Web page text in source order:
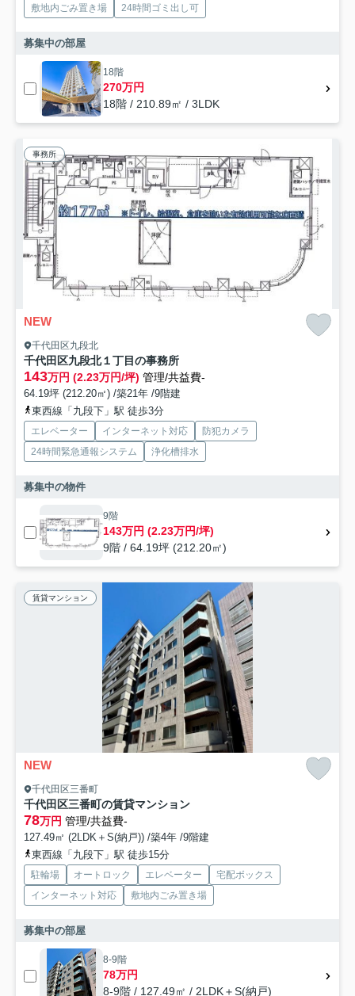
敷地内ごみ置き場
24時間ゴミ出し可
募集中の部屋
18階
270万円
18階 / 210.89㎡ / 3LDK
事務所
NEW
千代田区九段北
千代田区九段北１丁目の事務所
143万円 (2.23万円/坪) 管理/共益費-
64.19坪 (212.20㎡) /築21年 /9階建
東西線「九段下」駅 徒歩3分
エレベーター インターネット対応
防犯カメラ
24時間緊急通報システム
浄化槽排水
募集中の物件
9階
143万円 (2.23万円/坪)
9階 / 64.19坪 (212.20㎡)
賃貸マンション
NEW
千代田区三番町
千代田区三番町の賃貸マンション
78万円 管理/共益費-
127.49㎡ (2LDK＋S(納戸)) /築4年 /9階建
東西線「九段下」駅 徒歩15分
駐輪場 オートロック エレベーター
宅配ボックス
インターネット対応
敷地内ごみ置き場
募集中の部屋
8-9階
78万円
8-9階 / 127.49㎡ / 2LDK＋S(納戸)